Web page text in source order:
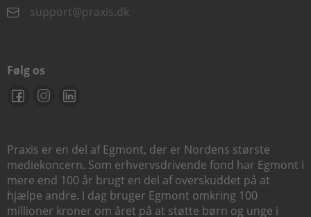
support@praxis.dk
Følg os
Praxis er en del af Egmont, der er Nordens største
mediekoncern. Som erhvervsdrivende fond har Egmont i
mere end 100 år brugt en del af overskuddet på at
hjælpe andre. I dag bruger Egmont omkring 100
millioner kroner om året på at støtte børn og unge i